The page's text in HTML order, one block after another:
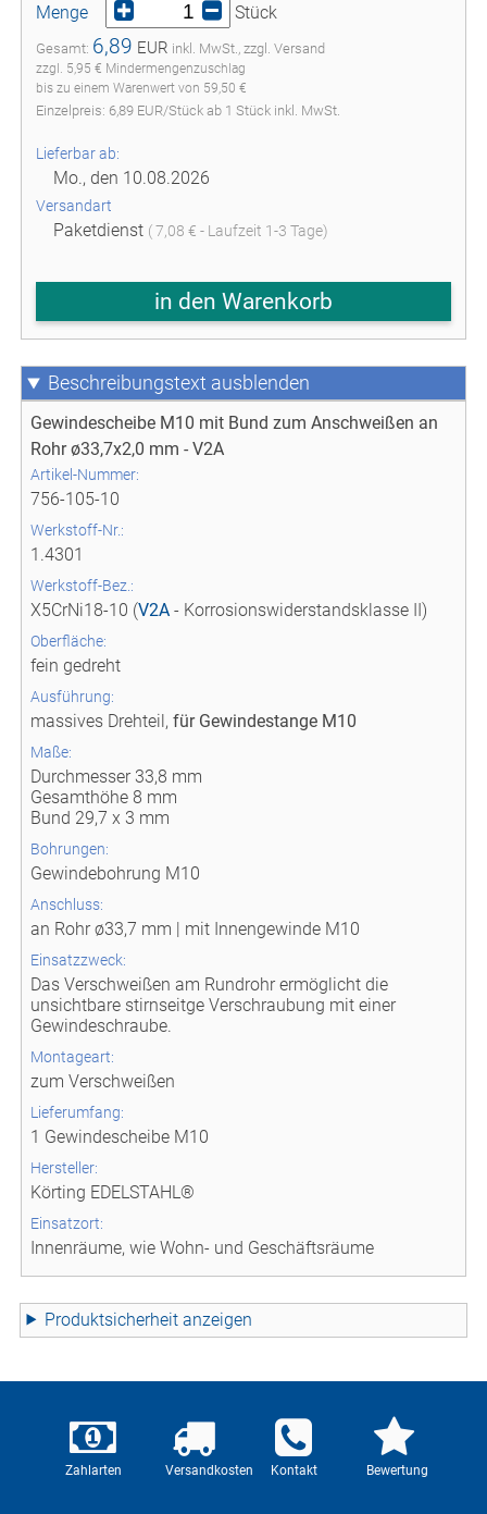
Menge Stück
Gesamt: 6,89 EUR inkl. MwSt., zzgl. Versand
zzgl. 5,95 € Mindermengenzuschlag
bis zu einem Warenwert von 59,50 €
Einzelpreis: 6,89EUR/Stückab 1 Stück inkl. MwSt.
Lieferbar ab:
Mo., den 10.08.2026
Versandart
Paketdienst ( 7,08 € - Laufzeit 1-3 Tage)
in den Warenkorb
Beschreibungstext
Gewindescheibe M10 mit Bund zum Anschweißen an
Rohr ø33,7x2,0 mm - V2A
Artikel-Nummer:
756-105-10
Werkstoff-Nr.:
1.4301
Werkstoff-Bez.:
X5CrNi18-10 (V2A - Korrosionswiderstandsklasse II)
Oberfläche:
fein gedreht
Ausführung:
massives Drehteil,für Gewindestange M10
Maße:
Durchmesser 33,8 mm
Gesamthöhe 8 mm
Bund 29,7 x 3 mm
Bohrungen:
Gewindebohrung M10
Anschluss:
an Rohr ø33,7 mm | mit Innengewinde M10
Einsatzzweck:
Das Verschweißen am Rundrohr ermöglicht die
unsichtbare stirnseitge Verschraubung mit einer
Gewindeschraube.
Montageart:
zum Verschweißen
Lieferumfang:
1 Gewindescheibe M10
Hersteller:
Körting EDELSTAHL®
Einsatzort:
Innenräume, wie Wohn- und Geschäftsräume
Produktsicherheit
Zahlarten Versandkosten Kontakt Bewertung